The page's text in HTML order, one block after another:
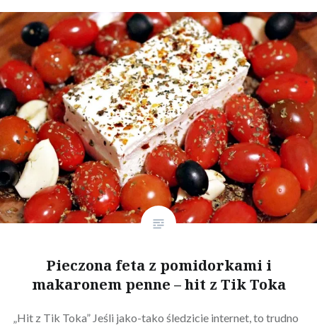
Pieczona feta z pomidorkami i
makaronem penne – hit z Tik Toka
„Hit z Tik Toka” Jeśli jako-tako śledzicie internet, to trudno